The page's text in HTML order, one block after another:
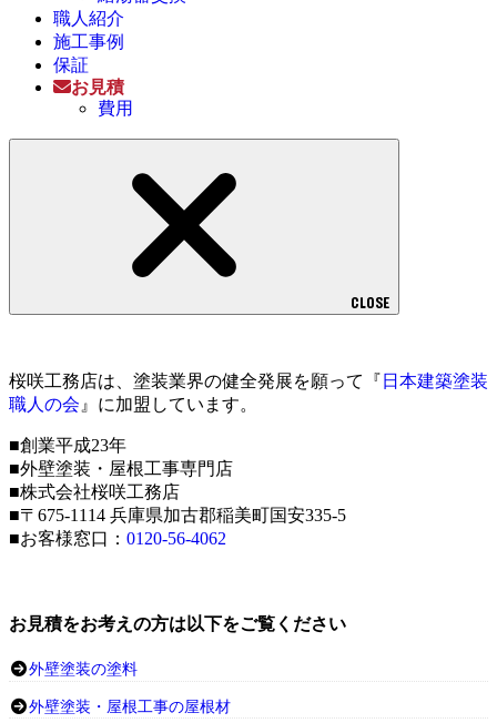
職人紹介
施工事例
保証
お見積
費用
CLOSE
桜咲工務店は、塗装業界の健全発展を願って『 日本建築塗装
職人の会 』に加盟しています。
■創業平成23年
■外壁塗装・屋根工事専門店
■株式会社桜咲工務店
■〒675-1114 兵庫県加古郡稲美町国安335-5
■お客様窓口： 0120-56-4062
お見積をお考えの方は以下をご覧ください
外壁塗装の塗料
外壁塗装・屋根工事の屋根材